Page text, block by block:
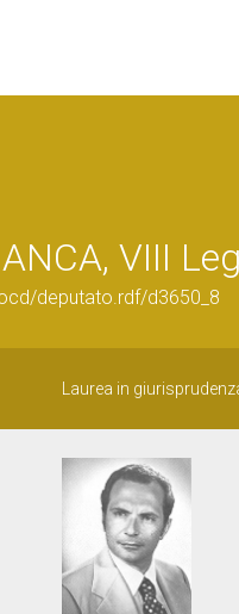
VIII
deputato.rdf/d3650_8
Laurea in